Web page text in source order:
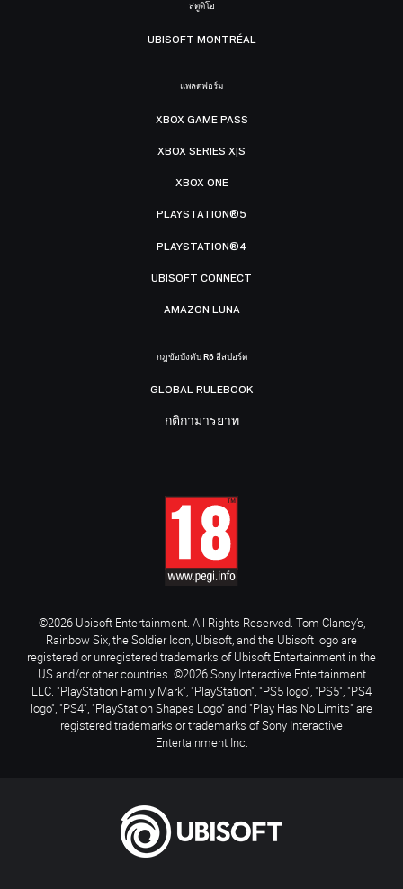
สตูดิโอ
UBISOFT MONTRÉAL
แพลตฟอร์ม
XBOX GAME PASS
XBOX SERIES X|S
XBOX ONE
PLAYSTATION®5
PLAYSTATION®4
UBISOFT CONNECT
AMAZON LUNA
กฎข้อบังคับ R6 อีสปอร์ต
GLOBAL RULEBOOK
กติกามารยาท
©2026 Ubisoft Entertainment. All Rights Reserved. Tom Clancy’s,
Rainbow Six, the Soldier Icon, Ubisoft, and the Ubisoft logo are
registered or unregistered trademarks of Ubisoft Entertainment in the
US and/or other countries. ©2026 Sony Interactive Entertainment
LLC. "PlayStation Family Mark", "PlayStation", "PS5 logo", "PS5", "PS4
logo", "PS4", "PlayStation Shapes Logo" and "Play Has No Limits" are
registered trademarks or trademarks of Sony Interactive
Entertainment Inc.